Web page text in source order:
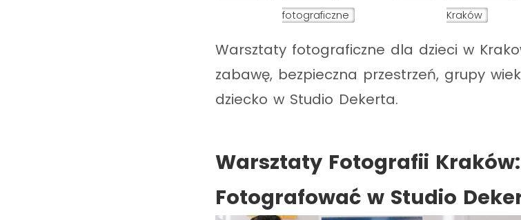
fotograficzne
Kraków
Warsztaty fotograficzne dla dzieci w
zabawę, bezpieczna przestrzeń, grupy
dziecko w Studio Dekerta.
Warsztaty Fotografii
Fotografować w Studio